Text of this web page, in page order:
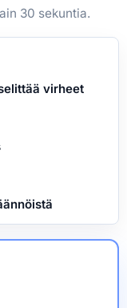
30 sekuntia.
virheet